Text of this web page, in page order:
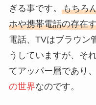
ぎる事です。 もちろ
ホや携帯電話の存在
電話、TVはブラウン
うしていますが、そ
てアッパー層であり、
の世界なのです。